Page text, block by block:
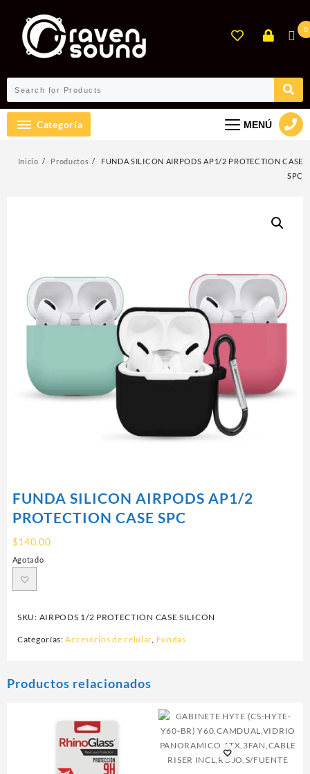
contenido
0
Categoría MENÚ
Inicio Productos
FUNDA SILICON AIRPODS AP1/2 PROTECTION CASE
SPC
FUNDA SILICON AIRPODS AP1/2
PROTECTION CASE SPC
$140.00
Agotado
SKU: AIRPODS 1/2 PROTECTION CASE SILICON
Categorías:Accesorios de celular, Fundas
Productos relacionados